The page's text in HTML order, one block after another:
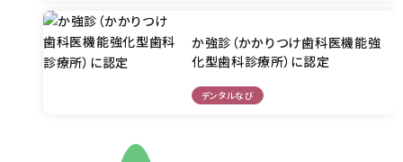
か強診（かかりつけ歯科医機能強
化型歯科診療所）に認定
デンタルなび